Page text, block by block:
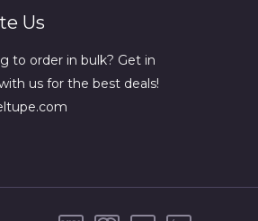
Us
to order in bulk? Get in
us for the best deals!